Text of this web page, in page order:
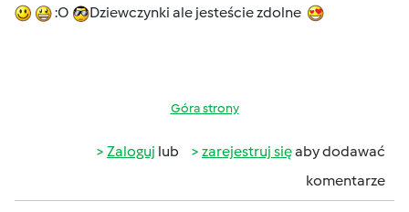
:O
Dziewczynki ale jesteście zdolne
Góra strony
Zaloguj lub zarejestruj sięaby dodawać
komentarze